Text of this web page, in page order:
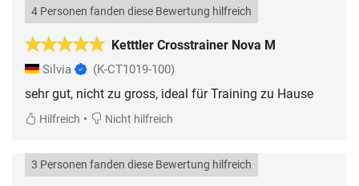
Ketttler Crosstrainer Nova M
4 Personen fanden diese Bewertung hilfreich
Silvia (K-CT1019-100)
Hilfreich • Nicht hilfreich
3 Personen fanden diese Bewertung hilfreich